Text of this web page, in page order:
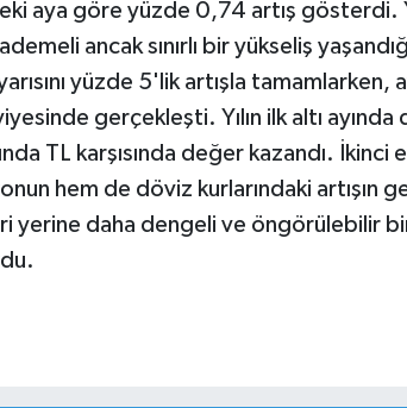
aya göre yüzde 0,74 artış gösterdi.
ancak sınırlı bir yükseliş
yüzde 5'lik artışla tamamlarken,
gerçekleşti. Yılın ilk altı ayında
TL karşısında değer kazandı. İkinci
hem de döviz kurlarındaki artışın
yerine daha dengeli ve öngörülebilir